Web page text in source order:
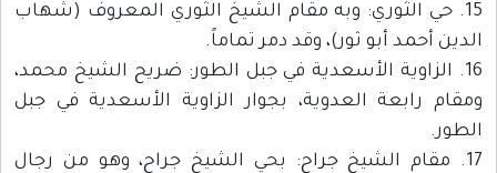
15. حي الثوري: وبه مقام الشيخ الثوري المعروف (شهاب
الدين أحمد أبو ثور)، وقد دمر تماماً.
16. الزاوية الأسعدية في جبل الطور: ضريح الشيخ محمد،
ومقام رابعة العدوية، بجوار الزاوية الأسعدية في جبل
الطور.
17. مقام الشيخ جراح: بحي الشيخ جراح، وهو من رجال